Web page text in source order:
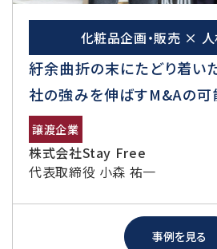
化粧品企画・販売 ×
紆余曲折の末にたどり着い
社の強みを伸ばすM&Aの可
譲渡企業
株式会社Stay Free
代表取締役 小森 祐一
事例を見る